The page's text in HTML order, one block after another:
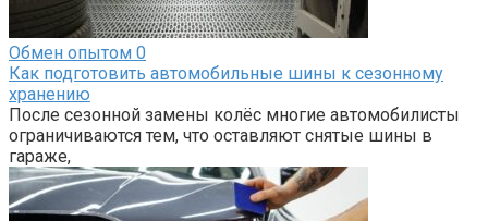
Обмен опытом 0
Как подготовить автомобильные шины к сезонному
хранению
После сезонной замены колёс многие автомобилисты
ограничиваются тем, что оставляют снятые шины в
гараже,